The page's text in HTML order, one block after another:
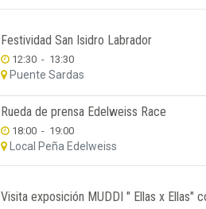
Festividad San Isidro Labrador
12:30 - 13:30
Puente Sardas
Rueda de prensa Edelweiss Race
18:00 - 19:00
Local Peña Edelweiss
Visita exposición MUDDI " Ellas x Ellas"